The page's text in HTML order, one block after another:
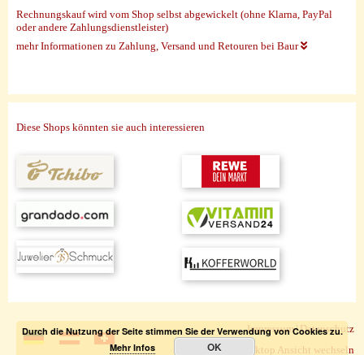
Rechnungskauf wird vom Shop selbst abgewickelt (ohne Klarna, PayPal
oder andere Zahlungsdienstleister)
mehr Informationen zu Zahlung, Versand und Retouren bei Baur
Diese Shops könnten sie auch interessieren
Impressum|Datenschutz
zur Desktop Ansicht wechseln
Durch die Nutzung der Seite stimmen Sie der Verwendung von Cookies zu.
Mehr Infos
OK